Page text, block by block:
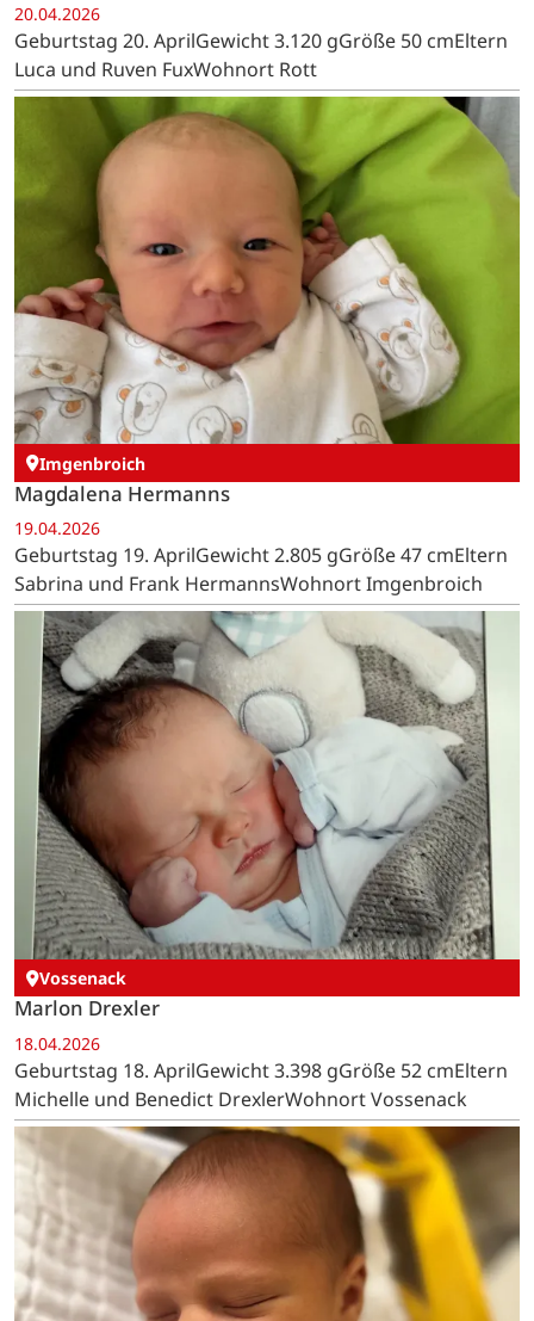
20.04.2026
Geburtstag 20. AprilGewicht 3.120 gGröße 50 cmEltern
Luca und Ruven FuxWohnort Rott
Imgenbroich
Magdalena Hermanns
19.04.2026
Geburtstag 19. AprilGewicht 2.805 gGröße 47 cmEltern
Sabrina und Frank HermannsWohnort Imgenbroich
Vossenack
Marlon Drexler
18.04.2026
Geburtstag 18. AprilGewicht 3.398 gGröße 52 cmEltern
Michelle und Benedict DrexlerWohnort Vossenack